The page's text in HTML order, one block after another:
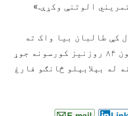
الوتنې وکړې.»
راهیسې چې په ۲۰۲۱ کال کې طالبان بیا واک ته
رسېدلی، افغان هوايي پوهنتون ۸۴ روزنیز کورسونه جوړ
چې په لړ کې یې ۱،۱۸۲ تنه له بېلابېلو څانګو فارغ